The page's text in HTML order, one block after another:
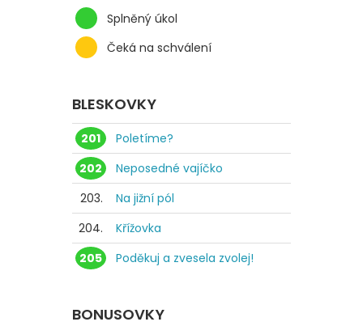
Splněný úkol
Čeká na schválení
BLESKOVKY
201
Poletíme?
202
Neposedné vajíčko
203.
Na jižní pól
204.
Křížovka
205
Poděkuj a zvesela zvolej!
BONUSOVKY